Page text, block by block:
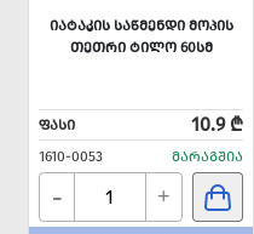
ᲘᲐᲢᲐᲙᲘᲡ ᲡᲐᲬᲛᲔᲜᲓᲘ ᲛᲝᲞᲘᲡ
ᲗᲔᲗᲠᲘ ᲢᲘᲚᲝ 60ᲡᲛ
ᲤᲐᲡᲘ 10.9 ₾
1610-0053 ᲛᲐᲠᲐᲒᲨᲘᲐ
- +